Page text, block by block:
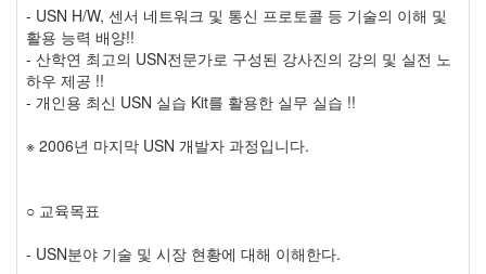
- USN H/W, 센서 네트워크 및 통신 프로토콜 등 기술의 이해 및
활용 능력 배양!!
- 산학연 최고의 USN전문가로 구성된 강사진의 강의 및 실전 노
하우 제공 !!
- 개인용 최신 USN 실습 Kit를 활용한 실무 실습 !!
※ 2006년 마지막 USN 개발자 과정입니다.
○ 교육목표
- USN분야 기술 및 시장 현황에 대해 이해한다.